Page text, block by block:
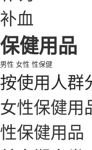
补血
保健用品
男性 女性 性保健
按使用人群
女性保健用
性保健用品